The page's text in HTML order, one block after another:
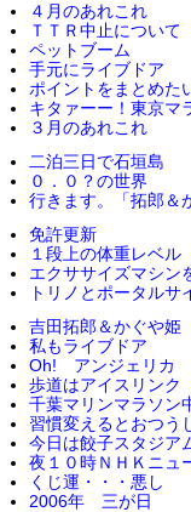
４月のあれこれ
ＴＴＲ中止について
ペットブーム
手元にライブドア
ポイントをまとめた
キタァーー！東京マ
３月のあれこれ
二泊三日で石垣島
０．０？の世界
行きます。「拓郎＆
免許更新
１段上の体重レベル
エクササイズマシン
トリノとポータルサ
吉田拓郎＆かぐや
私もライブドア
Oh! アンジェリカ
歩道はアイスリンク
千葉マリンマラソン
習慣変えるとおつう
今日は餃子スタジア
夜１０時ＮＨＫニュ
くじ運・・・悪し
2006年 三が日